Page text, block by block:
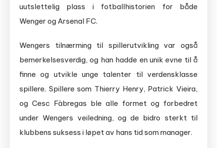
uutslettelig plass i fotballhistorien for både
Wenger og Arsenal FC.
Wengers tilnærming til spillerutvikling var også
bemerkelsesverdig, og han hadde en unik evne til å
finne og utvikle unge talenter til verdensklasse
spillere. Spillere som Thierry Henry, Patrick Vieira,
og Cesc Fàbregas ble alle formet og forbedret
under Wengers veiledning, og de bidro sterkt til
klubbens suksess i løpet av hans tid som manager.